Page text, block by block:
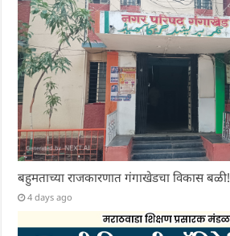
बहुमताच्या राजकारणात गंगाखेडचा विकास बळी!
4 days ago